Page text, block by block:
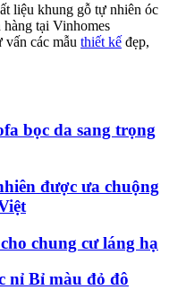
liệu khung gỗ tự nhiên óc
tại Vinhomes
các mẫu thiết kế đẹp,
bọc da sang trọng
được ưa chuộng
chung cư láng hạ
nỉ Bỉ màu đỏ đô